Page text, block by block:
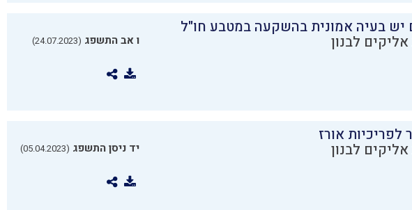
יש בעיה אמונית בהשקעה במטבע חו"ל
לבנון ו אב התשפג (24.07.2023)
לפריכיות אורז
לבנון יד ניסן התשפג (05.04.2023)